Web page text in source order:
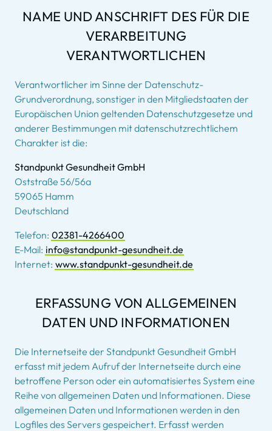
NAME UND ANSCHRIFT DES FÜR DIE
VERARBEITUNG
VERANTWORTLICHEN
Verantwortlicher im Sinne der Datenschutz-
Grundverordnung, sonstiger in den Mitgliedstaaten der
Europäischen Union geltenden Datenschutzgesetze und
anderer Bestimmungen mit datenschutzrechtlichem
Charakter ist die:
Standpunkt Gesundheit GmbH
Oststraße 56/56a
59065 Hamm
Deutschland
Telefon: 02381-4266400
E-Mail: info@standpunkt-gesundheit.de
Internet: www.standpunkt-gesundheit.de
ERFASSUNG VON ALLGEMEINEN
DATEN UND INFORMATIONEN
Die Internetseite der Standpunkt Gesundheit GmbH
erfasst mit jedem Aufruf der Internetseite durch eine
betroffene Person oder ein automatisiertes System eine
Reihe von allgemeinen Daten und Informationen. Diese
allgemeinen Daten und Informationen werden in den
Logfiles des Servers gespeichert. Erfasst werden